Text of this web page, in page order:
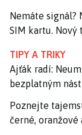
Nemáte signál?
SIM kartu.
TIPY A TRIKY
Ajťák radí:
bezplatným
Poznejte
černé,